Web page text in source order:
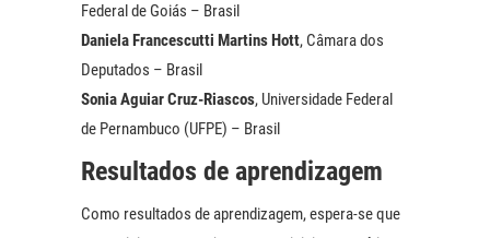
Federal de Goiás – Brasil
Daniela Francescutti Martins Hott, Câmara dos
Deputados – Brasil
Sonia Aguiar Cruz-Riascos, Universidade Federal
de Pernambuco (UFPE) – Brasil
Resultados de aprendizagem
Como resultados de aprendizagem, espera-se que